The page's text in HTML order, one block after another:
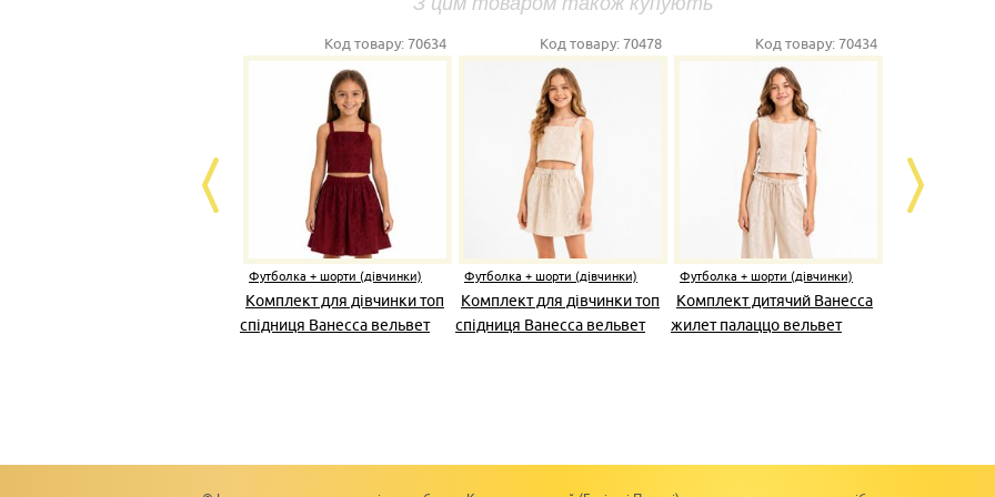
Код товару:70634
Футболка + шорти (дівчинки)
Комплект для дівчинки топ
спідниця Ванесса вельвет
Код товару:70478
Футболка + шорти (дівчинки)
Комплект для дівчинки топ
спідниця Ванесса вельвет
Код товару:70434
Футболка + шорти (дівчинки)
Комплект дитячий Ванесса
жилет палаццо вельвет